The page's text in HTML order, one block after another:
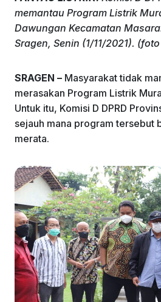
c
e
b
o
k
k
e
dI
at
s
A
p
e
gr
a
memantau Program Listrik
Dawungan Kecamatan
Sragen, Senin (1/11/2021).
SRAGEN – Masyarakat tidak
merasakan Program Listrik
Untuk itu, Komisi D DPRD
sejauh mana program tersebut
merata.